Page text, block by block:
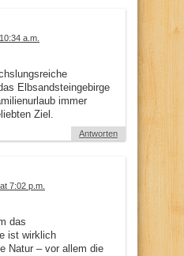
a.m.
Elbsandsteingebirge
immer
Ziel.
Antworten
7:02 p.m.
das
ist wirklich
Natur – vor allem die